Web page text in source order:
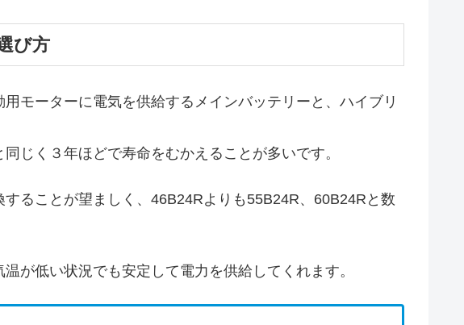
び方
モーターに電気を供給するメインバッテリーと、ハイブリ
じく３年ほどで寿命をむかえることが多いです。
ることが望ましく、46B24Rよりも55B24R、60B24Rと数
が低い状況でも安定して電力を供給してくれます。